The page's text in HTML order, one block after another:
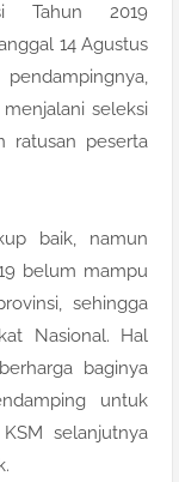
Tahun 2019
14 Agustus
seleksi
ratusan peserta
baik, namun
belum mampu
sehingga
Nasional. Hal
baginya
untuk
selanjutnya